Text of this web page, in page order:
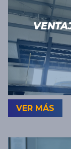
VER MÁS